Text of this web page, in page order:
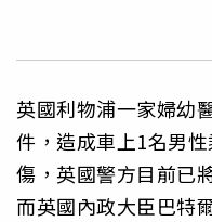
英國利物浦一家婦幼
件，造成車上1名男
傷，英國警方目前已
而英國內政大臣巴特